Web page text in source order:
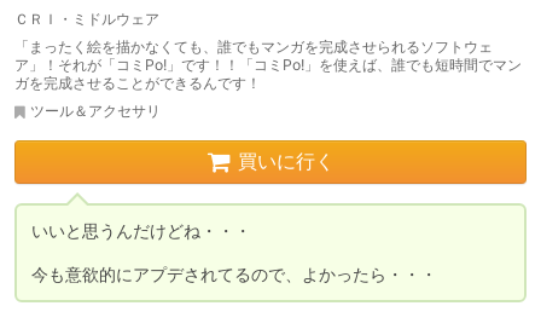
ＣＲＩ・ミドルウェア
「まったく絵を描かなくても、誰でもマンガを完成させられるソフトウェ
ア」！それが「コミPo!」です！！「コミPo!」を使えば、誰でも短時間でマン
ガを完成させることができるんです！
ツール＆アクセサリ
買いに行く
いいと思うんだけどね・・・
今も意欲的にアプデされてるので、よかったら・・・